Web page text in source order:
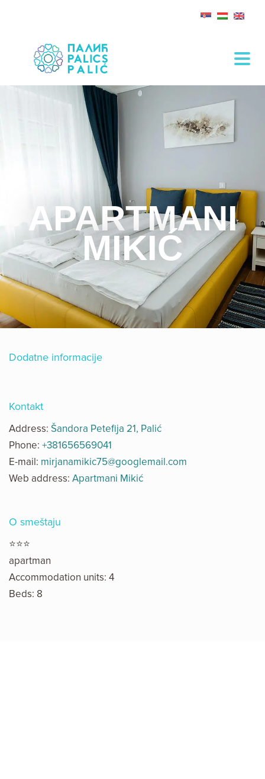
APARTMANI
MIKIĆ
Dodatne informacije
Kontakt
Address: Šandora Petefija 21, Palić
Phone: +381656569041
E-mail: mirjanamikic75@googlemail.com
Web address: Apartmani Mikić
O smeštaju
⭐⭐⭐
apartman
Accommodation units: 4
Beds: 8